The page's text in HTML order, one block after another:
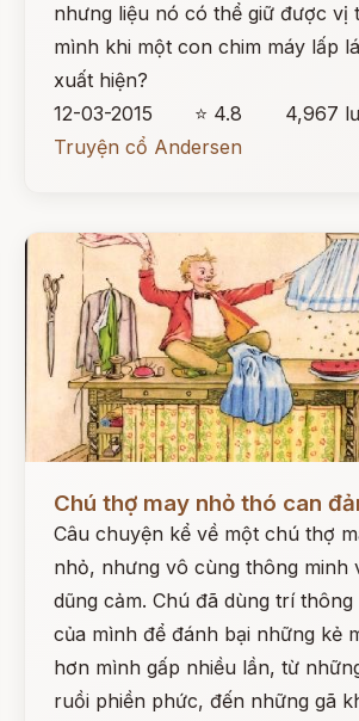
nhưng liệu nó có thể giữ được vị
mình khi một con chim máy lấp
xuất hiện?
12-03-2015
⭐ 4.8
4,967
Truyện cổ Andersen
Chú thợ may nhỏ thó can
Câu chuyện kể về một chú thợ
nhỏ, nhưng vô cùng thông minh
dũng cảm. Chú đã dùng trí thông
của mình để đánh bại những kẻ
hơn mình gấp nhiều lần, từ
ruồi phiền phức, đến những gã